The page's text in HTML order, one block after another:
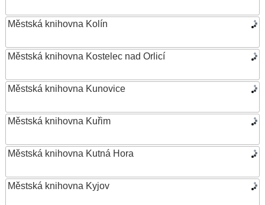
Městská knihovna Kolín
Městská knihovna Kostelec nad Orlicí
Městská knihovna Kunovice
Městská knihovna Kuřim
Městská knihovna Kutná Hora
Městská knihovna Kyjov